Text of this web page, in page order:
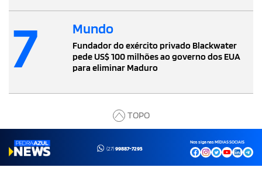
7 Mundo
Fundador do exército privado Blackwater
pede US$ 100 milhões ao governo dos EUA
para eliminar Maduro
TOPO
(27)99887-7295
Nos siga nas MÍDIAS SOCIAIS